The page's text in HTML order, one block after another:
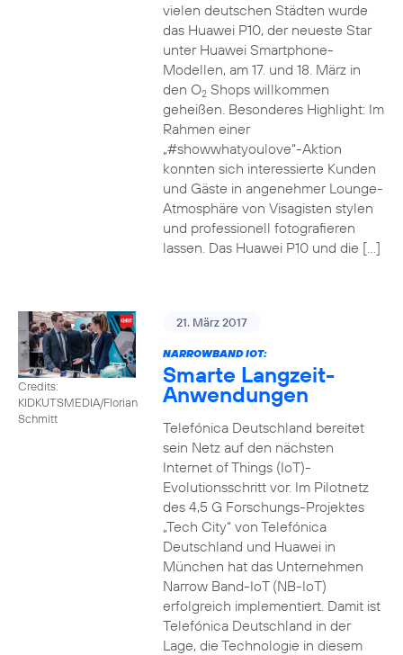
vielen deutschen Städten wurde
das Huawei P10, der neueste Star
unter Huawei Smartphone-
Modellen, am 17. und 18. März in
den O2Shops willkommen
geheißen. Besonderes Highlight: Im
Rahmen einer
„#showwhatyoulove“-Aktion
konnten sich interessierte Kunden
und Gäste in angenehmer Lounge-
Atmosphäre von Visagisten stylen
und professionell fotografieren
lassen. Das Huawei P10 und die […]
Credits:
KIDKUTSMEDIA/Florian
Schmitt
21. März 2017
NARROWBAND IOT:
Smarte Langzeit-
Anwendungen
Telefónica Deutschland bereitet
sein Netz auf den nächsten
Internet of Things (IoT)-
Evolutionsschritt vor. Im Pilotnetz
des 4,5 G Forschungs-Projektes
„Tech City“ von Telefónica
Deutschland und Huawei in
München hat das Unternehmen
Narrow Band-IoT (NB-IoT)
erfolgreich implementiert. Damit ist
Telefónica Deutschland in der
Lage, die Technologie in diesem